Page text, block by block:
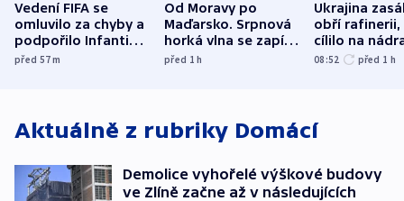
Vedení FIFA se
omluvilo za chyby a
podpořilo Infantina.
UEFA trvá na
před 57m
Od Moravy po
Maďarsko. Srpnová
horká vlna se zapíše
do dějin
před 1h
Ukrajina
obří rafinerii,
cílilo na
autobus
08:52 před 1 h
Aktuálně z rubriky Domácí
Demolice vyhořelé výškové budovy
ve Zlíně začne až v následujících